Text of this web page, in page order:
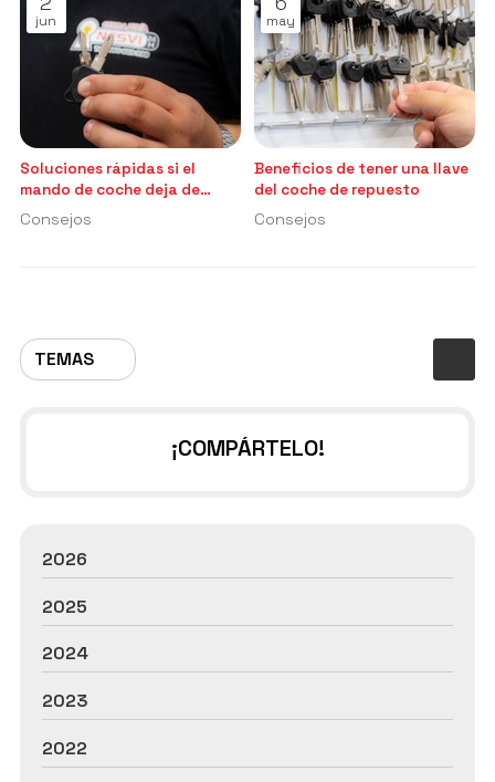
TEMAS
jun
Soluciones rápidas si el
mando de coche deja de
funcionar
Consejos
may
Beneficios de tener una llave
del coche de repuesto
Consejos
¡COMPÁRTELO!
2026
2025
2024
2023
2022